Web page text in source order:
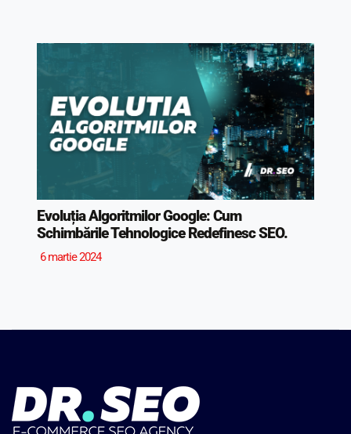
Evoluția Algoritmilor Google: Cum
Schimbările Tehnologice Redefinesc SEO.
6 martie 2024